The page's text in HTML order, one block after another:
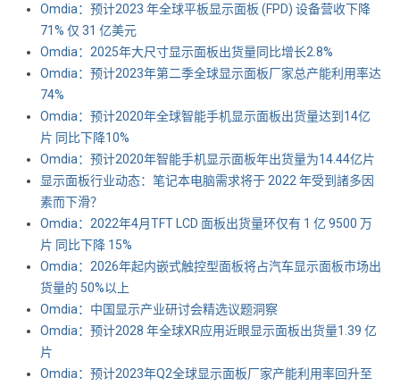
Omdia：预计2023 年全球平板显示面板 (FPD) 设备营收下降
71% 仅 31 亿美元
Omdia：2025年大尺寸显示面板出货量同比增长2.8%
Omdia：预计2023年第二季全球显示面板厂家总产能利用率达
74%
Omdia：预计2020年全球智能手机显示面板出货量达到14亿
片 同比下降10%
Omdia：预计2020年智能手机显示面板年出货量为14.44亿片
显示面板行业动态：笔记本电脑需求将于 2022 年受到諸多因
素而下滑？
Omdia：2022年4月TFT LCD 面板出货量环仅有 1 亿 9500 万
片 同比下降 15%
Omdia：2026年起内嵌式触控型面板将占汽车显示面板市场出
货量的 50%以上
Omdia：中国显示产业研讨会精选议题洞察
Omdia：预计2028 年全球XR应用近眼显示面板出货量1.39 亿
片
Omdia：预计2023年Q2全球显示面板厂家产能利用率回升至